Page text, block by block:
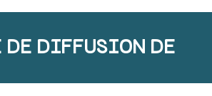
DE DIFFUSION DE